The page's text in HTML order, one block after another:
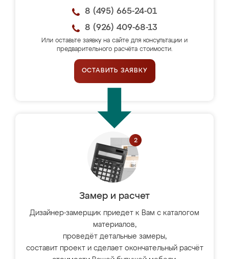
8 (495) 665-24-01
8 (926) 409-68-13
Или оставьте заявку на сайте для консультации и
предварительного расчёта стоимости.
ОСТАВИТЬ ЗАЯВКУ
Замер и расчет
Дизайнер-замерщик приедет к Вам с каталогом
материалов,
проведёт детальные замеры,
составит проект и сделает окончательный расчёт